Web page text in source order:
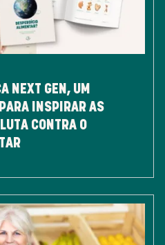
NEXT GEN, UM
INSPIRAR AS
CONTRA O